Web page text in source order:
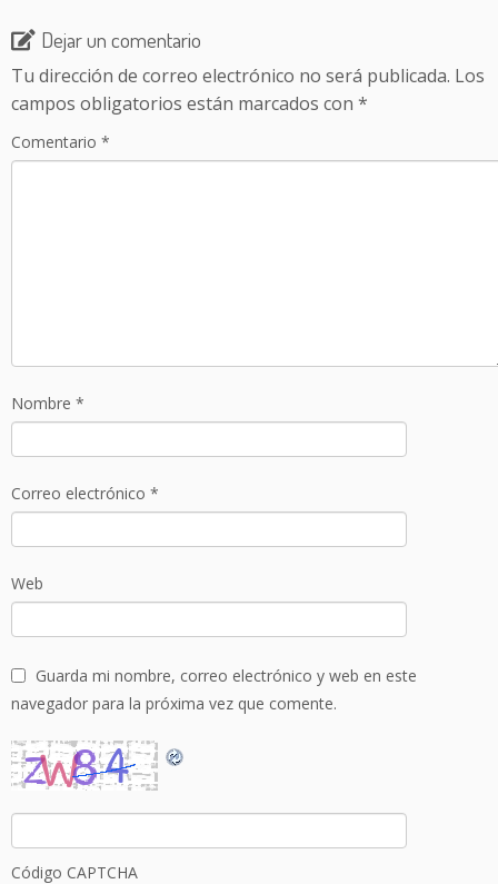
Dejar un comentario
Tu dirección de correo electrónico no será publicada. Los
campos obligatorios están marcados con *
Comentario *
Nombre *
Correo electrónico *
Web
Guarda mi nombre, correo electrónico y web en este
navegador para la próxima vez que comente.
Código CAPTCHA